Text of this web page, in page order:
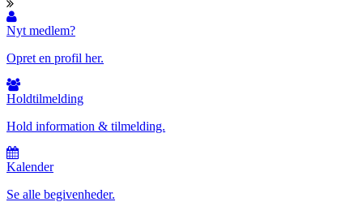
Nyt medlem?
Opret en profil her.
Holdtilmelding
Hold information & tilmelding.
Kalender
Se alle begivenheder.